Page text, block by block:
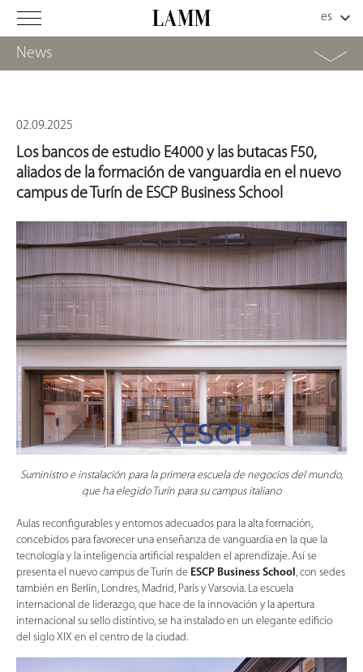
News
02.09.2025
Los bancos de estudio E4000 y las butacas F50,
aliados de la formación de vanguardia en el nuevo
campus de Turín de ESCP Business School
Suministro e instalación para la primera escuela de negocios del mundo,
que ha elegido Turín para su campus italiano
Aulas reconfigurables y entornos adecuados para la alta formación,
concebidos para favorecer una enseñanza de vanguardia en la que la
tecnología y la inteligencia artificial respalden el aprendizaje. Así se
presenta el nuevo campus de Turín de ESCP Business School, con sedes
también en Berlín, Londres, Madrid, París y Varsovia. La escuela
internacional de liderazgo, que hace de la innovación y la apertura
internacional su sello distintivo, se ha instalado en un elegante edificio
del siglo XIX en el centro de la ciudad.